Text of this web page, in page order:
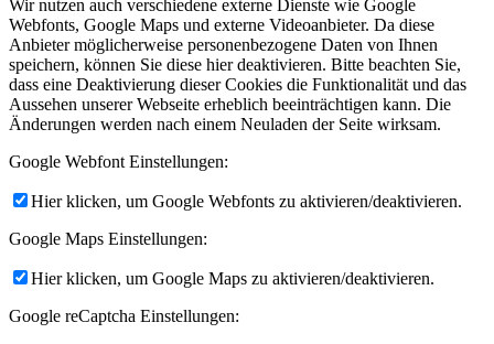
Wir nutzen auch verschiedene externe Dienste wie Google
Webfonts, Google Maps und externe Videoanbieter. Da diese
Anbieter möglicherweise personenbezogene Daten von Ihnen
speichern, können Sie diese hier deaktivieren. Bitte beachten Sie,
dass eine Deaktivierung dieser Cookies die Funktionalität und das
Aussehen unserer Webseite erheblich beeinträchtigen kann. Die
Änderungen werden nach einem Neuladen der Seite wirksam.
Google Webfont Einstellungen:
Hier klicken, um Google Webfonts zu aktivieren/deaktivieren.
Google Maps Einstellungen:
Hier klicken, um Google Maps zu aktivieren/deaktivieren.
Google reCaptcha Einstellungen: